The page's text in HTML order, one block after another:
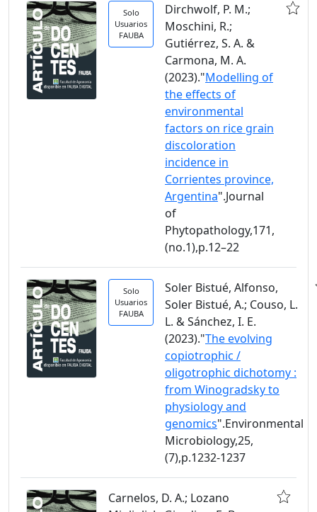
Solo
Usuarios
FAUBA
Dirchwolf, P. M.;
Moschini, R.;
Gutiérrez, S. A. &
Carmona, M. A.
(2023)."Modelling of
the effects of
environmental
factors on rice grain
discoloration
incidence in
Corrientes province,
Argentina".Journal
of
Phytopathology,171,
(no.1),p.12–22
Solo
Usuarios
FAUBA
Soler Bistué, Alfonso,
Soler Bistué, A.; Couso, L.
L. & Sánchez, I. E.
(2023)."The evolving
copiotrophic /
oligotrophic dichotomy :
from Winogradsky to
physiology and
genomics".Environmental
Microbiology,25,
(7),p.1232-1237
Carnelos, D. A.; Lozano